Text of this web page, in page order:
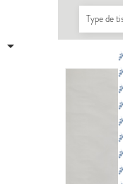

Type de